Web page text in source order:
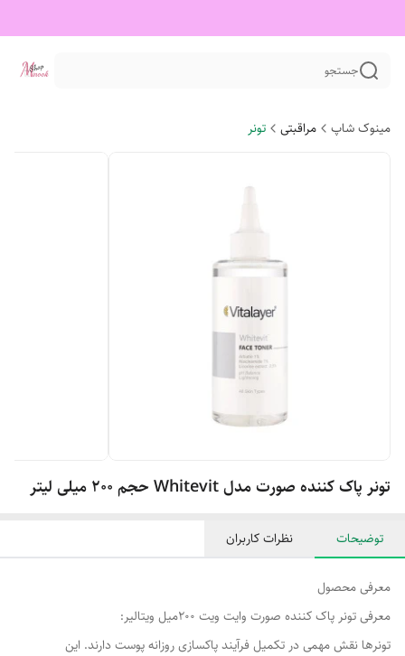
جستجو
مینوک شاپ مراقبتی تونر
تونر پاک کننده صورت مدل Whitevit حجم 200 میلی لیتر
توضیحات نظرات کاربران
معرفی محصول
معرفی تونر پاک کننده صورت وایت ویت 200میل ویتالیر:
تونرها نقش مهمی در تکمیل فرآیند پاکسازی روزانه پوست دارند. این